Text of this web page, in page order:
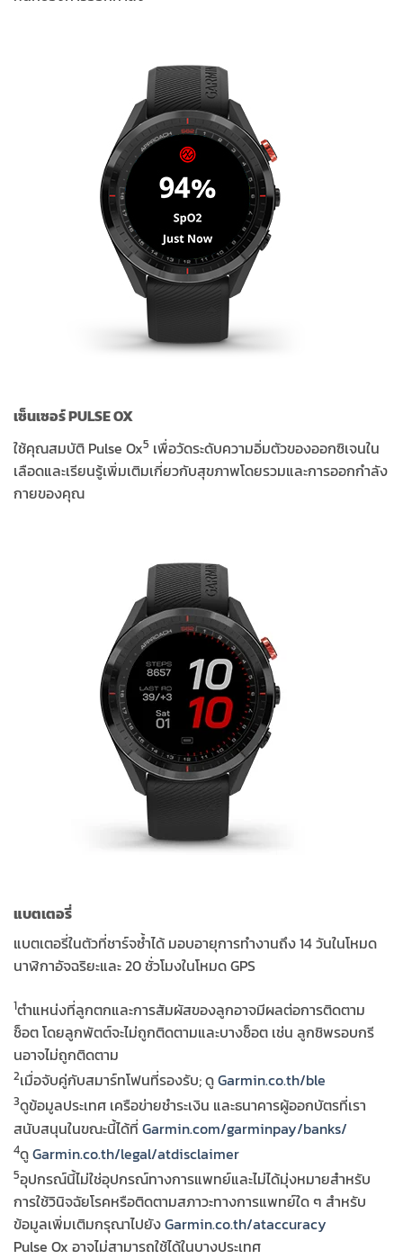
เซ็นเซอร์ PULSE OX
ใช้คุณสมบัติ Pulse Ox5 เพื่อวัดระดับความอิ่มตัวของออกซิเจนใน
เลือดและเรียนรู้เพิ่มเติมเกี่ยวกับสุขภาพโดยรวมและการออกกำลัง
กายของคุณ
แบตเตอรี่
แบตเตอรี่ในตัวที่ชาร์จซ้ำได้ มอบอายุการทำงานถึง 14 วันในโหมด
นาฬิกาอัจฉริยะและ 20 ชั่วโมงในโหมด GPS
1ตำแหน่งที่ลูกตกและการสัมผัสของลูกอาจมีผลต่อการติดตาม
ช็อต โดยลูกพัตต์จะไม่ถูกติดตามและบางช็อต เช่น ลูกชิพรอบกรี
นอาจไม่ถูกติดตาม
2เมื่อจับคู่กับสมาร์ทโฟนที่รองรับ; ดูGarmin.co.th/ble
3ดูข้อมูลประเทศ เครือข่ายชำระเงิน และธนาคารผู้ออกบัตรที่เรา
สนับสนุนในขณะนี้ได้ที่ Garmin.com/garminpay/banks/
4ดูGarmin.co.th/legal/atdisclaimer
5อุปกรณ์นี้ไม่ใช่อุปกรณ์ทางการแพทย์และไม่ได้มุ่งหมายสำหรับ
การใช้วินิจฉัยโรคหรือติดตามสภาวะทางการแพทย์ใด ๆ สำหรับ
ข้อมูลเพิ่มเติมกรุณาไปยังGarmin.co.th/ataccuracy
Pulse Ox อาจไม่สามารถใช้ได้ในบางประเทศ